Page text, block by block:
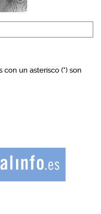
con un asterisco (*) son